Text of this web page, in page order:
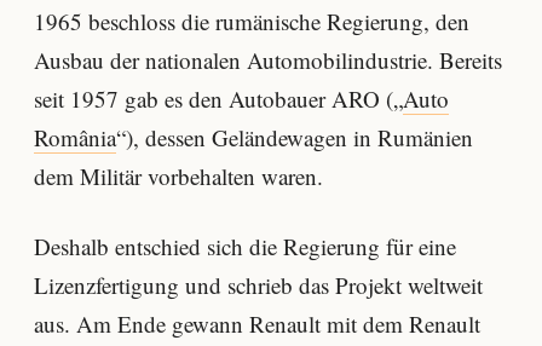
1965 beschloss die rumänische Regierung, den
Ausbau der nationalen Automobilindustrie. Bereits
seit 1957 gab es den Autobauer ARO („Auto
România“), dessen Geländewagen in Rumänien
dem Militär vorbehalten waren.
Deshalb entschied sich die Regierung für eine
Lizenzfertigung und schrieb das Projekt weltweit
aus. Am Ende gewann Renault mit dem Renault